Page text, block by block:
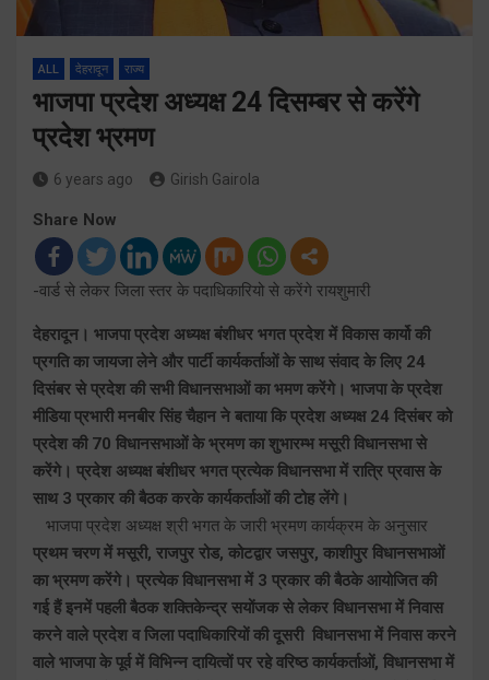
ALL देहरादून राज्य
भाजपा प्रदेश अध्यक्ष 24 दिसम्बर से करेंगे
प्रदेश भ्रमण
6 years ago Girish Gairola
Share Now
-वार्ड से लेकर जिला स्तर के पदाधिकारियो से करेंगे रायशुमारी
देहरादून। भाजपा प्रदेश अध्यक्ष बंशीधर भगत प्रदेश में विकास कार्यो की
प्रगति का जायजा लेने और पार्टी कार्यकर्ताओं के साथ संवाद के लिए 24
दिसंबर से प्रदेश की सभी विधानसभाओं का भमण करेंगे। भाजपा के प्रदेश
मीडिया प्रभारी मनबीर सिंह चैहान ने बताया कि प्रदेश अध्यक्ष 24 दिसंबर को
प्रदेश की 70 विधानसभाओं के भ्रमण का शुभारम्भ मसूरी विधानसभा से
करेंगे। प्रदेश अध्यक्ष बंशीधर भगत प्रत्येक विधानसभा में रात्रि प्रवास के
साथ 3 प्रकार की बैठक करके कार्यकर्ताओं की टोह लेंगे।
भाजपा प्रदेश अध्यक्ष श्री भगत के जारी भ्रमण कार्यक्रम के अनुसार
प्रथम चरण में मसूरी, राजपुर रोड, कोटद्वार जसपुर, काशीपुर विधानसभाओं
का भ्रमण करेंगे। प्रत्येक विधानसभा में 3 प्रकार की बैठके आयोजित की
गई हैं इनमें पहली बैठक शक्तिकेन्द्र सयोंजक से लेकर विधानसभा में निवास
करने वाले प्रदेश व जिला पदाधिकारियों की दूसरी विधानसभा में निवास करने
वाले भाजपा के पूर्व में विभिन्न दायित्वों पर रहे वरिष्ठ कार्यकर्ताओं, विधानसभा में